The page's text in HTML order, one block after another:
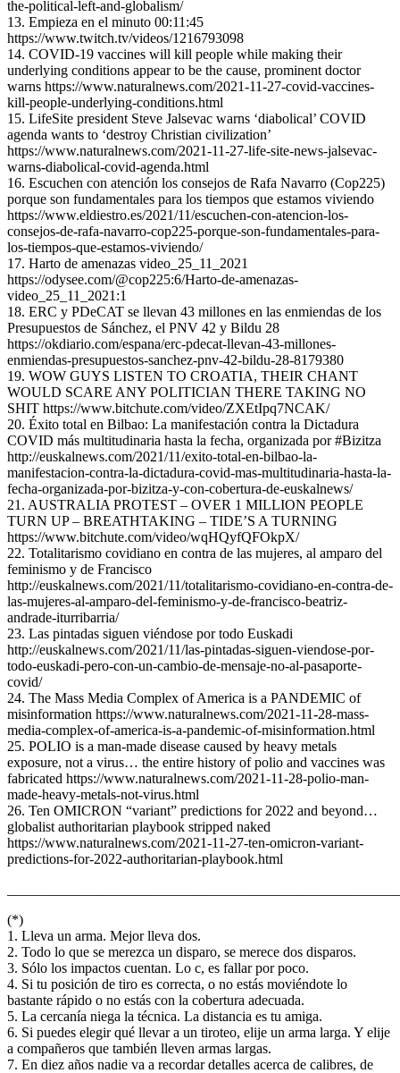
the-political-left-and-globalism/
13. Empieza en el minuto 00:11:45
https://www.twitch.tv/videos/1216793098
14. COVID-19 vaccines will kill people while making their
underlying conditions appear to be the cause, prominent doctor
warns https://www.naturalnews.com/2021-11-27-covid-vaccines-
kill-people-underlying-conditions.html
15. LifeSite president Steve Jalsevac warns ‘diabolical’ COVID
agenda wants to ‘destroy Christian civilization’
https://www.naturalnews.com/2021-11-27-life-site-news-jalsevac-
warns-diabolical-covid-agenda.html
16. Escuchen con atención los consejos de Rafa Navarro (Cop225)
porque son fundamentales para los tiempos que estamos viviendo
https://www.eldiestro.es/2021/11/escuchen-con-atencion-los-
consejos-de-rafa-navarro-cop225-porque-son-fundamentales-para-
los-tiempos-que-estamos-viviendo/
17. Harto de amenazas video_25_11_2021
https://odysee.com/@cop225:6/Harto-de-amenazas-
video_25_11_2021:1
18. ERC y PDeCAT se llevan 43 millones en las enmiendas de los
Presupuestos de Sánchez, el PNV 42 y Bildu 28
https://okdiario.com/espana/erc-pdecat-llevan-43-millones-
enmiendas-presupuestos-sanchez-pnv-42-bildu-28-8179380
19. WOW GUYS LISTEN TO CROATIA, THEIR CHANT
WOULD SCARE ANY POLITICIAN THERE TAKING NO
SHIT https://www.bitchute.com/video/ZXEtIpq7NCAK/
20. Éxito total en Bilbao: La manifestación contra la Dictadura
COVID más multitudinaria hasta la fecha, organizada por #Bizitza
http://euskalnews.com/2021/11/exito-total-en-bilbao-la-
manifestacion-contra-la-dictadura-covid-mas-multitudinaria-hasta-la-
fecha-organizada-por-bizitza-y-con-cobertura-de-euskalnews/
21. AUSTRALIA PROTEST – OVER 1 MILLION PEOPLE
TURN UP – BREATHTAKING – TIDE’S A TURNING
https://www.bitchute.com/video/wqHQyfQFOkpX/
22. Totalitarismo covidiano en contra de las mujeres, al amparo del
feminismo y de Francisco
http://euskalnews.com/2021/11/totalitarismo-covidiano-en-contra-de-
las-mujeres-al-amparo-del-feminismo-y-de-francisco-beatriz-
andrade-iturribarria/
23. Las pintadas siguen viéndose por todo Euskadi
http://euskalnews.com/2021/11/las-pintadas-siguen-viendose-por-
todo-euskadi-pero-con-un-cambio-de-mensaje-no-al-pasaporte-
covid/
24. The Mass Media Complex of America is a PANDEMIC of
misinformation https://www.naturalnews.com/2021-11-28-mass-
media-complex-of-america-is-a-pandemic-of-misinformation.html
25. POLIO is a man-made disease caused by heavy metals
exposure, not a virus… the entire history of polio and vaccines was
fabricated https://www.naturalnews.com/2021-11-28-polio-man-
made-heavy-metals-not-virus.html
26. Ten OMICRON “variant” predictions for 2022 and beyond…
globalist authoritarian playbook stripped naked
https://www.naturalnews.com/2021-11-27-ten-omicron-variant-
predictions-for-2022-authoritarian-playbook.html
(*)
1. Lleva un arma. Mejor lleva dos.
2. Todo lo que se merezca un disparo, se merece dos disparos.
3. Sólo los impactos cuentan. Lo c, es fallar por poco.
4. Si tu posición de tiro es correcta, o no estás moviéndote lo
bastante rápido o no estás con la cobertura adecuada.
5. La cercanía niega la técnica. La distancia es tu amiga.
6. Si puedes elegir qué llevar a un tiroteo, elije un arma larga. Y elije
a compañeros que también lleven armas largas.
7. En diez años nadie va a recordar detalles acerca de calibres, de